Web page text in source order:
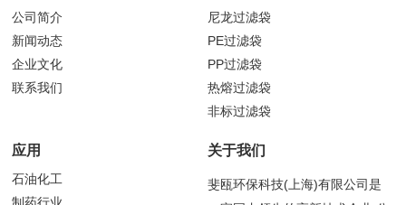
公司简介
新闻动态
企业文化
联系我们
尼龙过滤袋
PE过滤袋
PP过滤袋
热熔过滤袋
非标过滤袋
应用
石油化工
关于我们
斐瓯环保科技(上海)有限公司是